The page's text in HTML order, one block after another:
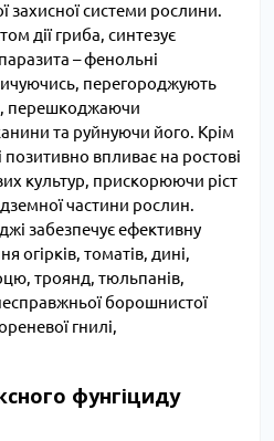
захисної системи рослини.
дії гриба, синтезує
– фенольні
перегороджують
перешкоджаючи
та руйнуючи його. Крім
впливає на ростові
культур, прискорюючи ріст
частини рослин.
забезпечує ефективну
огірків, томатів, дині,
троянд, тюльпанів,
борошнистої
гнилі,
фунгіциду